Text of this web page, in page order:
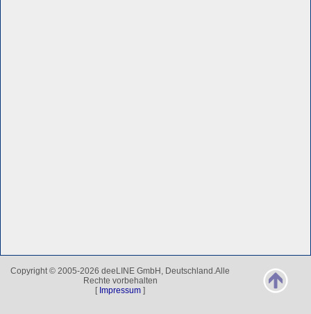
Copyright © 2005-2026 deeLINE GmbH, Deutschland.Alle
Rechte vorbehalten
[ Impressum ]